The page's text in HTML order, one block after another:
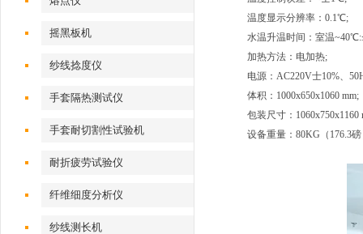
摇黑板机
纱线捻度仪
手套隔热测试仪
手套耐切割性试验机
耐折疲劳试验仪
纤维细度分析仪
纱线测长机
温度显示分辨率：0.1℃;
水温升温时间：室温
加热方法：电加热;
电源：AC220V士10%、
体积：1000x650x1060 mm;
包装尺寸：1060x750x1160
设备重量：80KG（176.3